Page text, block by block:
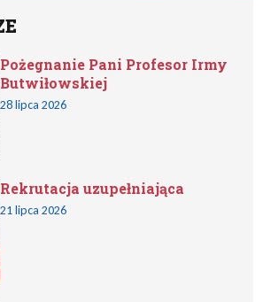
Pożegnanie Pani Profesor Irmy
Butwiłowskiej
28 lipca 2026
Rekrutacja uzupełniająca
21 lipca 2026